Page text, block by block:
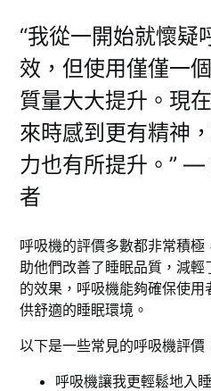
“我從一開始就懷疑
效，但使用僅僅一
質量大大提升。現
來時感到更有精神
力也有所提升。” —
者
呼吸機的評價多數都非常積
助他們改善了睡眠品質，減
的效果，呼吸機能夠確保使
供舒適的睡眠環境。
以下是一些常見的呼吸機評價
呼吸機讓我更輕鬆地入